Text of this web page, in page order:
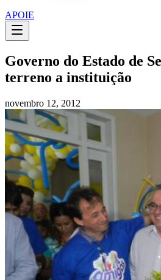
APOIE
Governo do Estado de
terreno a instituição
novembro 12, 2012